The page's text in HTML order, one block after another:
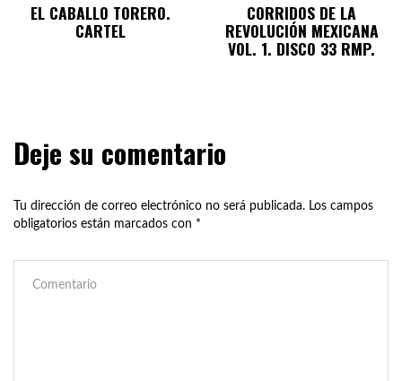
EL CABALLO TORERO.
CARTEL
CORRIDOS DE LA
REVOLUCIÓN MEXICANA
VOL. 1. DISCO 33 RMP.
Deje su comentario
Tu dirección de correo electrónico no será publicada. Los campos
obligatorios están marcados con *